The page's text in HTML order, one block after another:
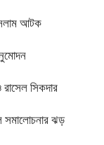
আটক
সিকদার
সমালোচনার ঝড়